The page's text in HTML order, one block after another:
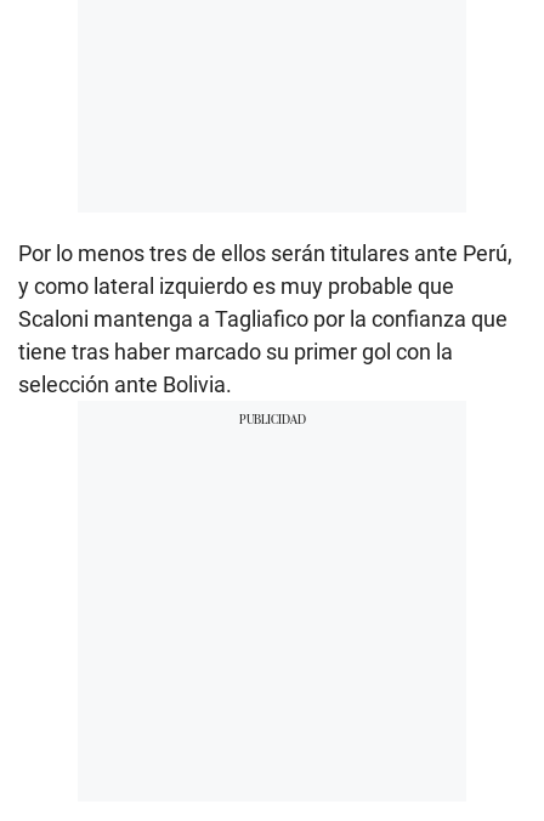
Por lo menos tres de ellos serán titulares ante Perú,
y como lateral izquierdo es muy probable que
Scaloni mantenga a Tagliafico por la confianza que
tiene tras haber marcado su primer gol con la
selección ante Bolivia.